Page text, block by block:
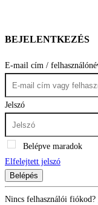
BEJELENTKEZÉS
E-mail cím /
Jelszó
Belépve maradok
Elfelejtett jelszó
Belépés
Nincs felhasználói fiókod?